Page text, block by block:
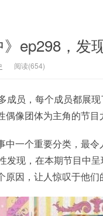
ep298，发
阅读(654)
成员，每个成员都展
像团体为主角的节目
一个重要分类，最
发现，在本期节目中
因，让人惊叹于他们